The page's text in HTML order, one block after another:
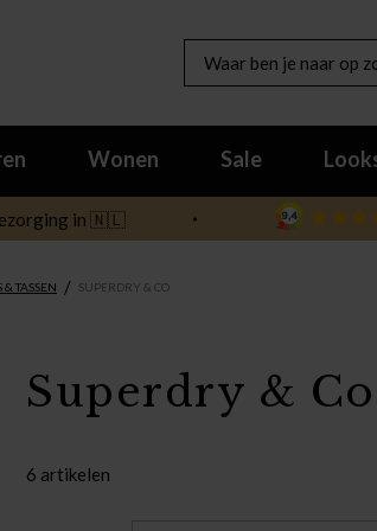
Wonen Sale
in 🇳🇱
& TASSEN / SUPERDRY & CO
Superdry & Co
6 artikelen